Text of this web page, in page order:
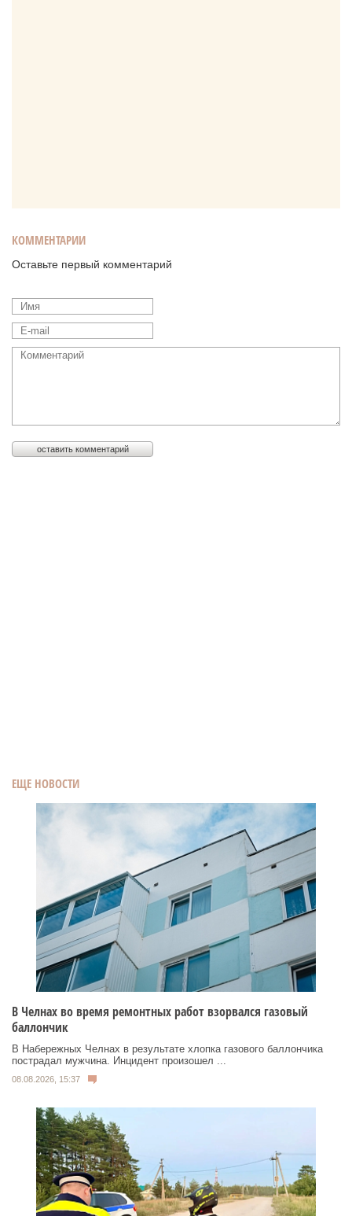
ЕЩЕ НОВОСТИ
В Челнах во время ремонтных работ взорвался газовый
баллончик
В Набережных Челнах в результате хлопка газового баллончика
пострадал мужчина. Инцидент произошел ...
08.08.2026, 15:37
КОММЕНТАРИИ
Оставьте первый комментарий